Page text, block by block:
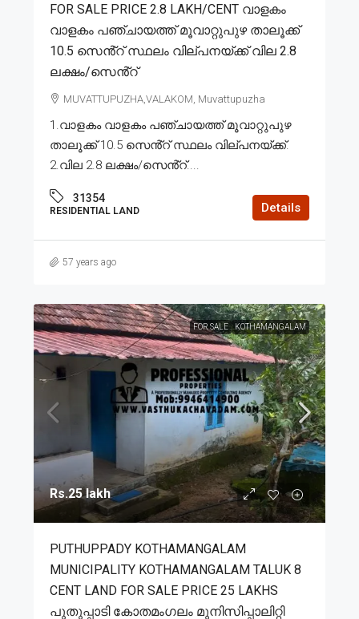
FOR SALE PRICE 2.8 LAKH/CENT വാളകം
വാളകം പഞ്ചായത്ത് മൂവാറ്റുപുഴ താലൂക്ക്
10.5 സെൻ്റ് സ്ഥലം വില്പനയ്ക്ക് വില 2.8
ലക്ഷം/സെൻ്റ്
MUVATTUPUZHA,VALAKOM, Muvattupuzha
1.വാളകം വാളകം പഞ്ചായത്ത് മൂവാറ്റുപുഴ
താലൂക്ക് 10.5 സെൻ്റ് സ്ഥലം വില്പനയ്ക്ക്.
2.വില 2.8 ലക്ഷം/സെൻ്റ്....
31354
RESIDENTIAL LAND Details
57 years ago
FOR SALE KOTHAMANGALAM
Rs.25 lakh
PUTHUPPADY KOTHAMANGALAM
MUNICIPALITY KOTHAMANGALAM TALUK 8
CENT LAND FOR SALE PRICE 25 LAKHS
പുതുപ്പാടി കോതമംഗലം മുനിസിപ്പാലിറ്റി